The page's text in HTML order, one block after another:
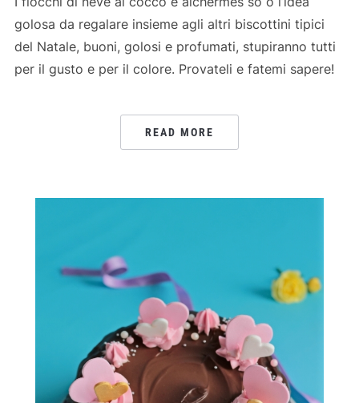
golosa da regalare insieme agli altri biscottini tipici
del Natale, buoni, golosi e profumati, stupiranno tutti
per il gusto e per il colore. Provateli e fatemi sapere!
READ MORE